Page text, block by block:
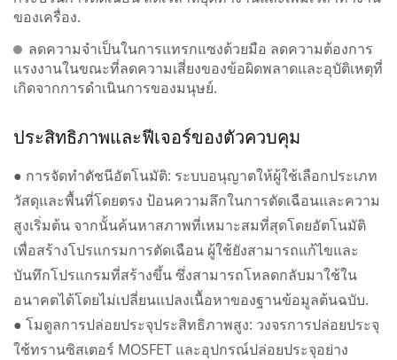
ของเครื่อง.
ลดความจำเป็นในการแทรกแซงด้วยมือ ลดความต้องการ
แรงงานในขณะที่ลดความเสี่ยงของข้อผิดพลาดและอุบัติเหตุที่
เกิดจากการดำเนินการของมนุษย์.
ประสิทธิภาพและฟีเจอร์ของตัวควบคุม
● การจัดทำดัชนีอัตโนมัติ: ระบบอนุญาตให้ผู้ใช้เลือกประเภท
วัสดุและพื้นที่โดยตรง ป้อนความลึกในการตัดเฉือนและความ
สูงเริ่มต้น จากนั้นค้นหาสภาพที่เหมาะสมที่สุดโดยอัตโนมัติ
เพื่อสร้างโปรแกรมการตัดเฉือน ผู้ใช้ยังสามารถแก้ไขและ
บันทึกโปรแกรมที่สร้างขึ้น ซึ่งสามารถโหลดกลับมาใช้ใน
อนาคตได้โดยไม่เปลี่ยนแปลงเนื้อหาของฐานข้อมูลต้นฉบับ.
● โมดูลการปล่อยประจุประสิทธิภาพสูง: วงจรการปล่อยประจุ
ใช้ทรานซิสเตอร์ MOSFET และอุปกรณ์ปล่อยประจุอย่าง